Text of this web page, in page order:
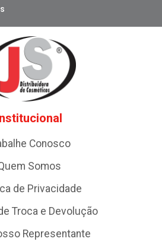
Conosco
Somos
de Privacidade
Troca e Devolução
Representante